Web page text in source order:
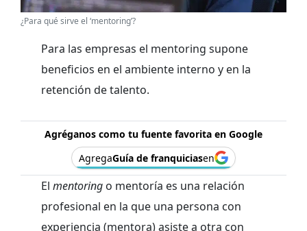
¿Para qué sirve el ‘mentoring’?
Para las empresas el mentoring supone
beneficios en el ambiente interno y en la
retención de talento.
Agréganos como tu fuente favorita en Google
AgregaGuía de franquiciasen
El mentoring o mentoría es una relación
profesional en la que una persona con
experiencia (mentora) asiste a otra con